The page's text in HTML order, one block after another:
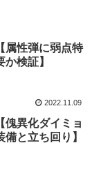
性弾に弱点特
検証】
2022.11.09
異化ダイミョ
と立ち回り】